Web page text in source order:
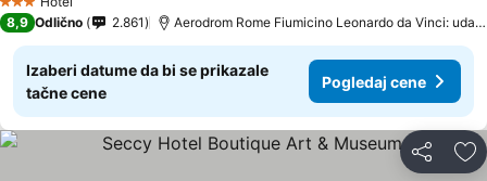
3 Zvezdice
8,9 Odlično 2.861 Aerodrom Rome Fiumicino Leonardo da Vinci: udaljenost 2.9 km
Izaberi datume da bi se prikazale
tačne cene
Pogledaj cene
Deli